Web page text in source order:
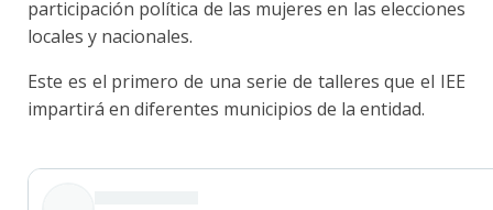
participación política de las mujeres en las elecciones
locales y nacionales.
Este es el primero de una serie de talleres que el IEE
impartirá en diferentes municipios de la entidad.